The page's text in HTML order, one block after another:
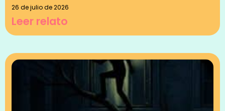
26 de julio de 2026
Leer relato